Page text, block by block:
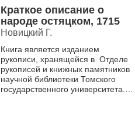
Краткое описание о
народе остяцком, 1715
Новицкий Г.
Книга является изданием
рукописи, хранящейся в Отделе
рукописей и книжных памятников
научной библиотеки Томского
государственного университета.